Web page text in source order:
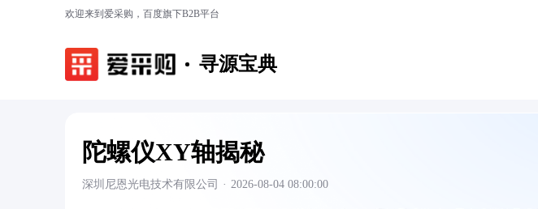
欢迎来到爱采购，百度旗下B2B平台
寻源宝典
陀螺仪XY轴揭秘
深圳尼恩光电技术有限公司 · 2026-08-04 08:00:00